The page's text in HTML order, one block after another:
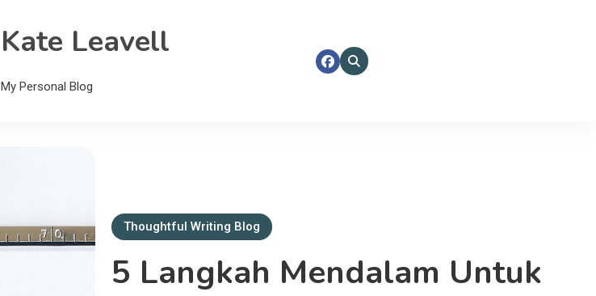
Kate Leavell
My Personal Blog
Thoughtful Writing Blog
5 Langkah Mendalam Untuk